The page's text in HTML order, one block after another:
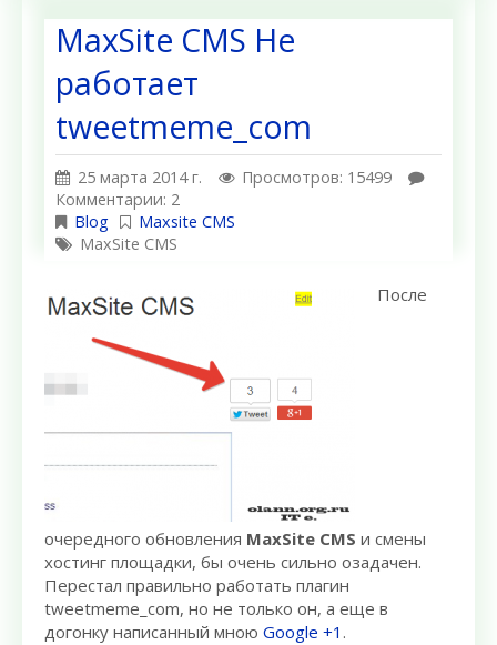
MaxSite CMS Не
работает
tweetmeme_com
25 марта 2014 г.
Просмотров: 15499
Комментарии: 2
Blog
Maxsite CMS
MaxSite CMS
После
очередного обновления MaxSite CMS и смены
хостинг площадки, бы очень сильно озадачен.
Перестал правильно работать плагин
tweetmeme_com, но не только он, а еще в
догонку написанный мною Google +1 .